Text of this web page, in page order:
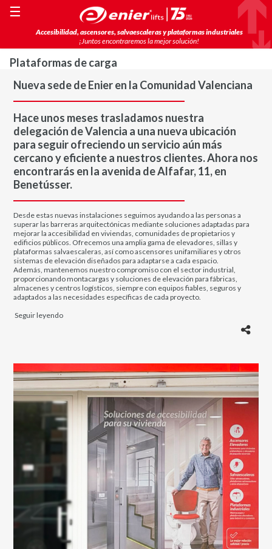
Accesibilidad, ascensores, salvaescaleras y plataformas industriales
¡Juntos encontraremos la mejor solución!
☰
Plataformas de carga
Nueva sede de Enier en la Comunidad Valenciana
Hace unos meses trasladamos nuestra
delegación de Valencia a una nueva ubicación
para seguir ofreciendo un servicio aún más
cercano y eficiente a nuestros clientes. Ahora nos
encontrarás en la avenida de Alfafar, 11, en
Benetússer.
Desde estas nuevas instalaciones seguimos ayudando a las personas a
superar las barreras arquitectónicas mediante soluciones adaptadas para
mejorar la accesibilidad en viviendas, comunidades de propietarios y
edificios públicos. Ofrecemos una amplia gama de elevadores, sillas y
plataformas salvaescaleras, así como ascensores unifamiliares y otros
sistemas de elevación diseñados para adaptarse a cada espacio.
Además, mantenemos nuestro compromiso con el sector industrial,
proporcionando montacargas y soluciones de elevación para fábricas,
almacenes y centros logísticos, siempre con equipos fiables, seguros y
adaptados a las necesidades específicas de cada proyecto.
Seguir leyendo